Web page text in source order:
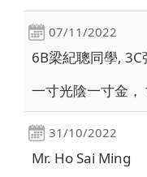
07/11/2022
6B梁紀聰同學, 3C
一寸光陰一寸金，
31/10/2022
Mr. Ho Sai Ming